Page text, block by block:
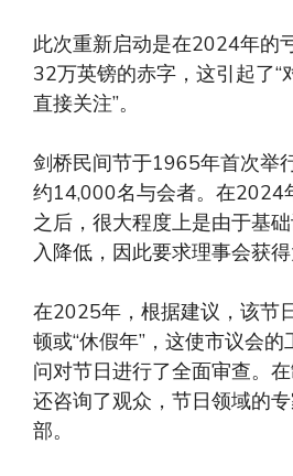
此次重新启动是在2024年的
32万英镑的赤字，这引起了“
直接关注”。
剑桥民间节于1965年首次举
约14,000名与会者。在2024
之后，很大程度上是由于基
入降低，因此要求理事会获得
在2025年，根据建议，该节
顿或“休假年”，这使市议会
问对节日进行了全面审查。
还咨询了观众，节日领域的
部。